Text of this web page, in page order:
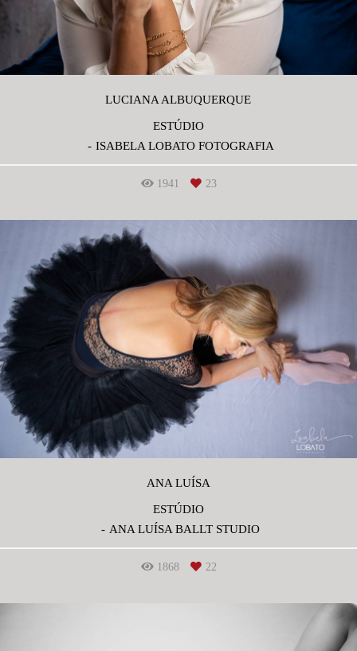
LUCIANA ALBUQUERQUE
ESTÚDIO
ISABELA LOBATO FOTOGRAFIA
1941 23
ANA LUÍSA
ESTÚDIO
ANA LUÍSA BALLT STUDIO
1868 22